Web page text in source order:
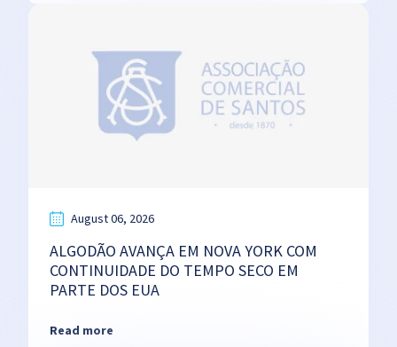
August 06, 2026
ALGODÃO AVANÇA EM NOVA YORK COM
CONTINUIDADE DO TEMPO SECO EM
PARTE DOS EUA
Read more